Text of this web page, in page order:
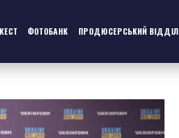
ФОТОБАНК ПРОДЮСЕРСЬКИЙ ВІДДІЛ